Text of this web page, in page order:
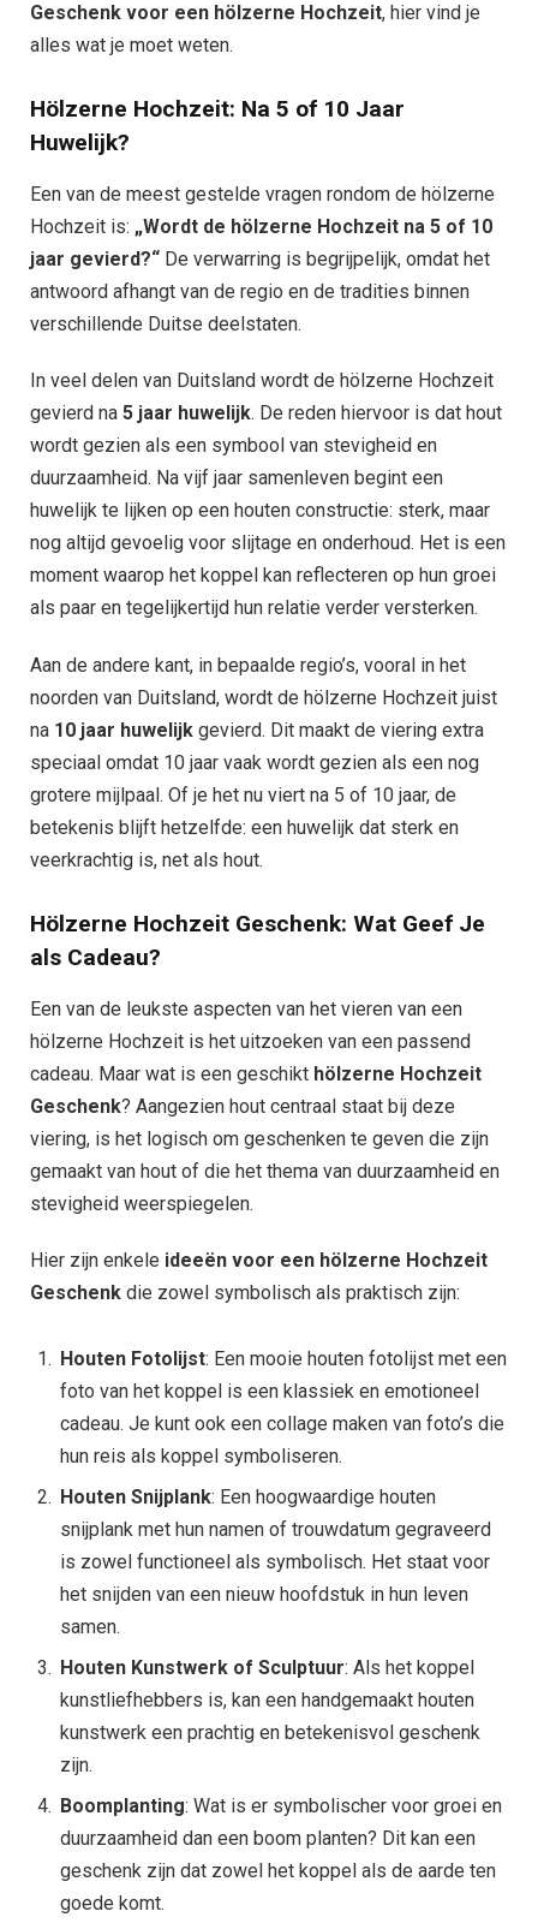
Geschenk voor een hölzerne Hochzeit, hier vind je
alles wat je moet weten.
Hölzerne Hochzeit: Na 5 of 10 Jaar
Huwelijk?
Een van de meest gestelde vragen rondom de hölzerne
Hochzeit is: „Wordt de hölzerne Hochzeit na 5 of 10
jaar gevierd?“ De verwarring is begrijpelijk, omdat het
antwoord afhangt van de regio en de tradities binnen
verschillende Duitse deelstaten.
In veel delen van Duitsland wordt de hölzerne Hochzeit
gevierd na 5 jaar huwelijk. De reden hiervoor is dat hout
wordt gezien als een symbool van stevigheid en
duurzaamheid. Na vijf jaar samenleven begint een
huwelijk te lijken op een houten constructie: sterk, maar
nog altijd gevoelig voor slijtage en onderhoud. Het is een
moment waarop het koppel kan reflecteren op hun groei
als paar en tegelijkertijd hun relatie verder versterken.
Aan de andere kant, in bepaalde regio’s, vooral in het
noorden van Duitsland, wordt de hölzerne Hochzeit juist
na 10 jaar huwelijk gevierd. Dit maakt de viering extra
speciaal omdat 10 jaar vaak wordt gezien als een nog
grotere mijlpaal. Of je het nu viert na 5 of 10 jaar, de
betekenis blijft hetzelfde: een huwelijk dat sterk en
veerkrachtig is, net als hout.
Hölzerne Hochzeit Geschenk: Wat Geef Je
als Cadeau?
Een van de leukste aspecten van het vieren van een
hölzerne Hochzeit is het uitzoeken van een passend
cadeau. Maar wat is een geschikt hölzerne Hochzeit
Geschenk? Aangezien hout centraal staat bij deze
viering, is het logisch om geschenken te geven die zijn
gemaakt van hout of die het thema van duurzaamheid en
stevigheid weerspiegelen.
Hier zijn enkele ideeën voor een hölzerne Hochzeit
Geschenk die zowel symbolisch als praktisch zijn:
Houten Fotolijst: Een mooie houten fotolijst met een
foto van het koppel is een klassiek en emotioneel
cadeau. Je kunt ook een collage maken van foto’s die
hun reis als koppel symboliseren.
Houten Snijplank: Een hoogwaardige houten
snijplank met hun namen of trouwdatum gegraveerd
is zowel functioneel als symbolisch. Het staat voor
het snijden van een nieuw hoofdstuk in hun leven
samen.
Houten Kunstwerk of Sculptuur: Als het koppel
kunstliefhebbers is, kan een handgemaakt houten
kunstwerk een prachtig en betekenisvol geschenk
zijn.
Boomplanting: Wat is er symbolischer voor groei en
duurzaamheid dan een boom planten? Dit kan een
geschenk zijn dat zowel het koppel als de aarde ten
goede komt.